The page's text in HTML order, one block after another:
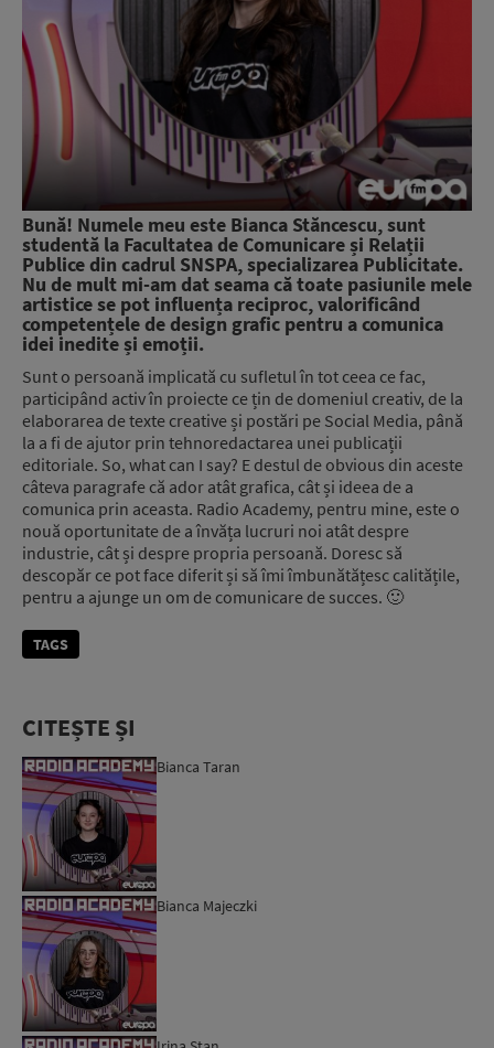
Bună! Numele meu este Bianca Stăncescu, sunt
studentă la Facultatea de Comunicare și Relații
Publice din cadrul SNSPA, specializarea Publicitate.
Nu de mult mi-am dat seama că toate pasiunile mele
artistice se pot influența reciproc, valorificând
competențele de design grafic pentru a comunica
idei inedite și emoții.
Sunt o persoană implicată cu sufletul în tot ceea ce fac,
participând activ în proiecte ce țin de domeniul creativ, de la
elaborarea de texte creative și postări pe Social Media, până
la a fi de ajutor prin tehnoredactarea unei publicații
editoriale. So, what can I say? E destul de obvious din aceste
câteva paragrafe că ador atât grafica, cât și ideea de a
comunica prin aceasta. Radio Academy, pentru mine, este o
nouă oportunitate de a învăța lucruri noi atât despre
industrie, cât și despre propria persoană. Doresc să
descopăr ce pot face diferit și să îmi îmbunătățesc calitățile,
pentru a ajunge un om de comunicare de succes. 🙂
TAGS
CITEȘTE ȘI
Bianca Taran
Bianca Majeczki